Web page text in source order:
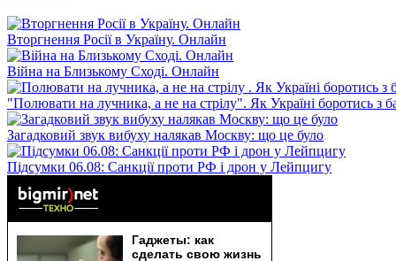
Вторгнення Росії в Україну. Онлайн
Війна на Близькому Сході. Онлайн
"Полювати на лучника, а не на стрілу". Як Україні боротись з
Загадковий звук вибуху налякав Москву: що це було
Підсумки 06.08: Санкції проти РФ і дрон у Лейпцигу